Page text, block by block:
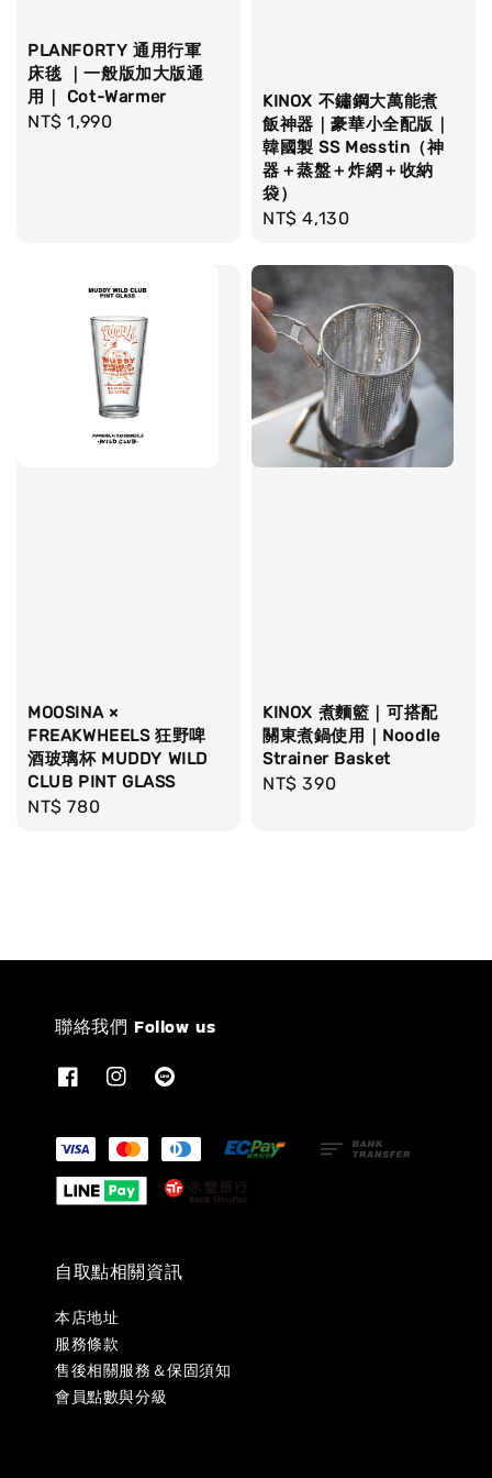
PLANFORTY 通用行軍
床毯 ｜一般版加大版通
用｜ Cot-Warmer
Regular
NT$ 1,990
KINOX 不鏽鋼大萬能煮
飯神器｜豪華小全配版｜
韓國製 SS Messtin（神
器＋蒸盤＋炸網＋收納
袋）
Regular
NT$ 4,130
MOOSINA ×
FREAKWHEELS 狂野啤
酒玻璃杯 MUDDY WILD
CLUB PINT GLASS
Regular
NT$ 780
KINOX 煮麵籃｜可搭配
關東煮鍋使用｜Noodle
Strainer Basket
Regular
NT$ 390
聯絡我們 Follow us
自取點相關資訊
本店地址
服務條款
售後相關服務＆保固須知
會員點數與分級